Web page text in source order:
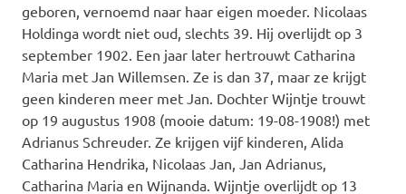
geboren, vernoemd naar haar eigen moeder. Nicolaas
Holdinga wordt niet oud, slechts 39. Hij overlijdt op 3
september 1902. Een jaar later hertrouwt Catharina
Maria met Jan Willemsen. Ze is dan 37, maar ze krijgt
geen kinderen meer met Jan. Dochter Wijntje trouwt
op 19 augustus 1908 (mooie datum: 19-08-1908!) met
Adrianus Schreuder. Ze krijgen vijf kinderen, Alida
Catharina Hendrika, Nicolaas Jan, Jan Adrianus,
Catharina Maria en Wijnanda. Wijntje overlijdt op 13